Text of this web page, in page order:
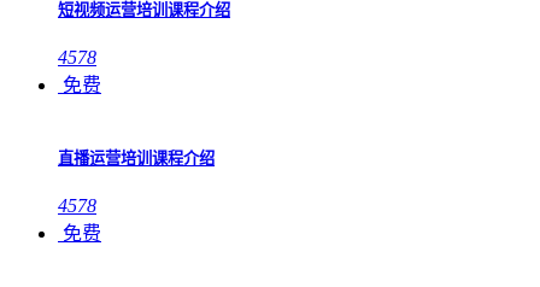
短视频运营培训课程介绍
4578
免费
直播运营培训课程介绍
4578
免费